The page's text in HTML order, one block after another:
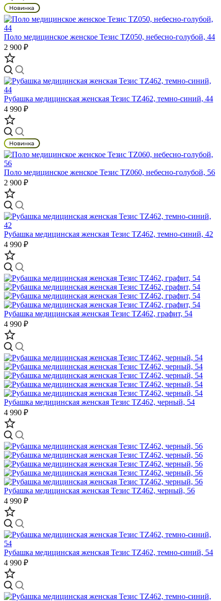
Поло медицинское женское Тезис TZ050, небесно-голубой, 44
2 900 ₽
Рубашка медицинская женская Тезис TZ462, темно-синий, 44
4 990 ₽
Поло медицинское женское Тезис TZ060, небесно-голубой, 56
2 900 ₽
Рубашка медицинская женская Тезис TZ462, темно-синий, 42
4 990 ₽
Рубашка медицинская женская Тезис TZ462, графит, 54
4 990 ₽
Рубашка медицинская женская Тезис TZ462, черный, 54
4 990 ₽
Рубашка медицинская женская Тезис TZ462, черный, 56
4 990 ₽
Рубашка медицинская женская Тезис TZ462, темно-синий, 54
4 990 ₽